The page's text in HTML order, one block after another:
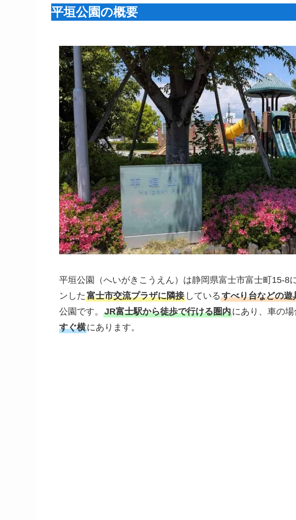
平垣公園の概要
平垣公園（へいがきこうえん）は静岡県富士市富士町15-8
ンした 富士市交流プラザに隣接 している すべり台などの遊
公園です。 JR富士駅から徒歩で行ける圏内にあり、車の場
すぐ横にあります。